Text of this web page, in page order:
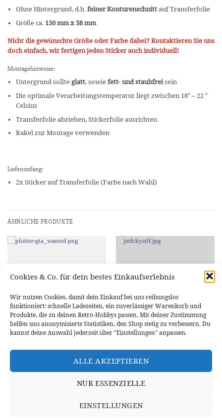
Cookies & Co. für dein bestes Einkaufserlebnis
Wir nutzen Cookies, damit dein Einkauf bei uns reibungslos
funktioniert: schnelle Ladezeiten, ein zuverlässiger Warenkorb und
Produkte, die zu deinen Retro-Hobbys passen. Mit deiner Zustimmung
helfen uns anonymisierte Statistiken, den Shop stetig zu verbessern. Du
kannst deine Auswahl jederzeit über "Einstellungen" anpassen.
ALLE AKZEPTIEREN
NUR ESSENZIELLE
EINSTELLUNGEN
Ohne Hintergrund, d.h.feiner Konturenschnittauf Transferfolie
Größe ca. 150 mm x 38 mm
Nicht die gewünschte Größe oder Farbe dabei? Kontaktieren Sie uns
doch einfach, wir fertigen jeden Sticker auch individuell!
Montagehinweise:
Untergrund sollte glatt, sowiefett- und staubfreisein
Die optimale Verarbeitungstemperatur liegt zwischen 18° – 22 °
Celsius
Transferfolie abziehen, Stickerfolie ausrichten
Rakel zur Montage verwenden
Lieferumfang:
2x Sticker auf Transferfolie (Farbe nach Wahl)
ÄHNLICHE PRODUKTE
AUSFÜHRUNG WÄHLEN AUSFÜHRUNG WÄHLEN